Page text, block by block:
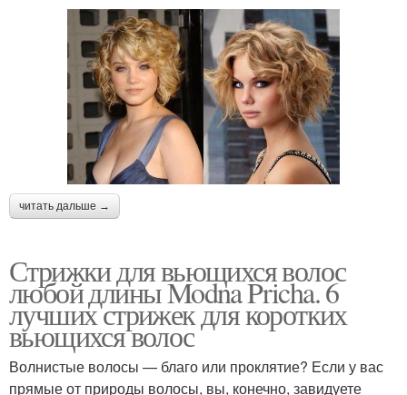
читать дальше →
Стрижки для вьющихся волос
любой длины Modna Pricha. 6
лучших стрижек для коротких
вьющихся волос
Волнистые волосы — благо или проклятие? Если у вас
прямые от природы волосы, вы, конечно, завидуете